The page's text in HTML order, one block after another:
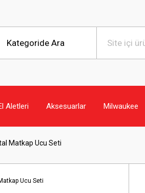
Aletleri Aksesuarlar Milwaukee
Matkap Ucu Seti